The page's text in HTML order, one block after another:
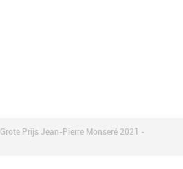
Grote Prijs Jean-Pierre Monseré 2021 -